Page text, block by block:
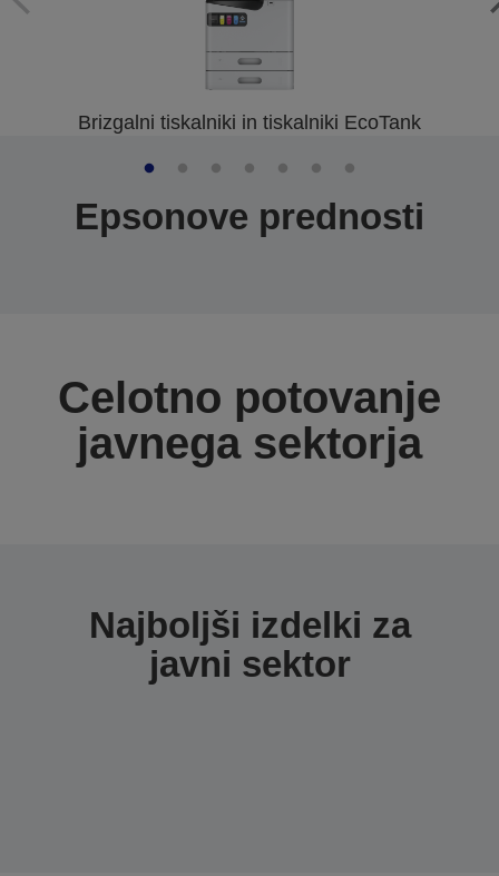
Brizgalni tiskalniki in tiskalniki EcoTank
Epsonove prednosti
Celotno potovanje
javnega sektorja
Najboljši izdelki za
javni sektor